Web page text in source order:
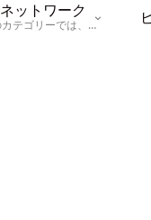
ネットワーク
このカテゴリーでは、「ネットワーク」に関する情報を記載しています。